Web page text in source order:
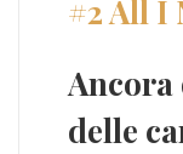
#2 All I
Ancora
delle